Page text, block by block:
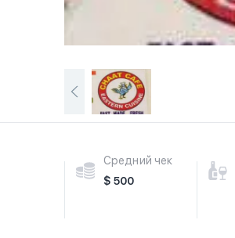
Средний чек
$ 500